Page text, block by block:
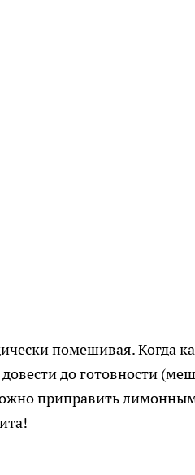
помешивая. Когда
до готовности
приправить